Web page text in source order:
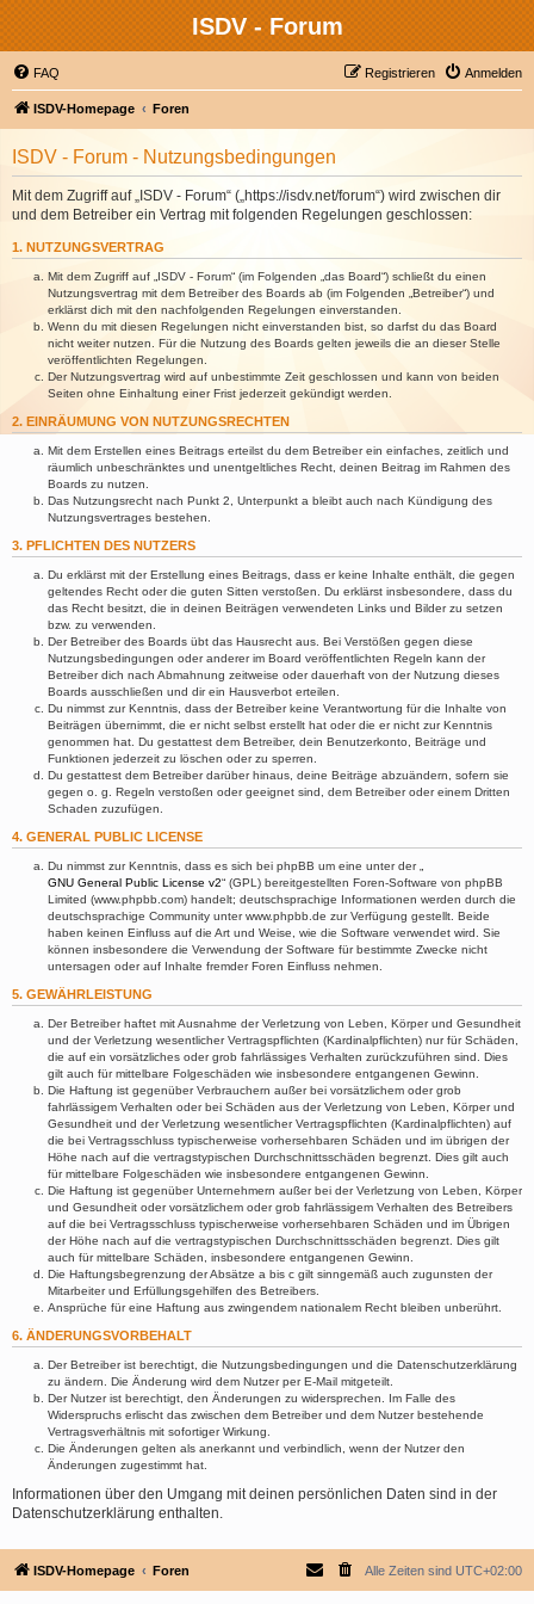
ISDV - Forum
FAQ Anmelden
Registrieren
ISDV-Homepage Foren
ISDV - Forum - Nutzungsbedingungen
Mit dem Zugriff auf „ISDV - Forum“ („https://isdv.net/forum“) wird zwischen dir
und dem Betreiber ein Vertrag mit folgenden Regelungen geschlossen:
1. NUTZUNGSVERTRAG
Mit dem Zugriff auf „ISDV - Forum“ (im Folgenden „das Board“) schließt du einen
Nutzungsvertrag mit dem Betreiber des Boards ab (im Folgenden „Betreiber“) und
erklärst dich mit den nachfolgenden Regelungen einverstanden.
Wenn du mit diesen Regelungen nicht einverstanden bist, so darfst du das Board
nicht weiter nutzen. Für die Nutzung des Boards gelten jeweils die an dieser Stelle
veröffentlichten Regelungen.
Der Nutzungsvertrag wird auf unbestimmte Zeit geschlossen und kann von beiden
Seiten ohne Einhaltung einer Frist jederzeit gekündigt werden.
2. EINRÄUMUNG VON NUTZUNGSRECHTEN
Mit dem Erstellen eines Beitrags erteilst du dem Betreiber ein einfaches, zeitlich und
räumlich unbeschränktes und unentgeltliches Recht, deinen Beitrag im Rahmen des
Boards zu nutzen.
Das Nutzungsrecht nach Punkt 2, Unterpunkt a bleibt auch nach Kündigung des
Nutzungsvertrages bestehen.
3. PFLICHTEN DES NUTZERS
Du erklärst mit der Erstellung eines Beitrags, dass er keine Inhalte enthält, die gegen
geltendes Recht oder die guten Sitten verstoßen. Du erklärst insbesondere, dass du
das Recht besitzt, die in deinen Beiträgen verwendeten Links und Bilder zu setzen
bzw. zu verwenden.
Der Betreiber des Boards übt das Hausrecht aus. Bei Verstößen gegen diese
Nutzungsbedingungen oder anderer im Board veröffentlichten Regeln kann der
Betreiber dich nach Abmahnung zeitweise oder dauerhaft von der Nutzung dieses
Boards ausschließen und dir ein Hausverbot erteilen.
Du nimmst zur Kenntnis, dass der Betreiber keine Verantwortung für die Inhalte von
Beiträgen übernimmt, die er nicht selbst erstellt hat oder die er nicht zur Kenntnis
genommen hat. Du gestattest dem Betreiber, dein Benutzerkonto, Beiträge und
Funktionen jederzeit zu löschen oder zu sperren.
Du gestattest dem Betreiber darüber hinaus, deine Beiträge abzuändern, sofern sie
gegen o. g. Regeln verstoßen oder geeignet sind, dem Betreiber oder einem Dritten
Schaden zuzufügen.
4. GENERAL PUBLIC LICENSE
Du nimmst zur Kenntnis, dass es sich bei phpBB um eine unter der „
GNU General Public License v2“ (GPL) bereitgestellten Foren-Software von phpBB
Limited (www.phpbb.com) handelt; deutschsprachige Informationen werden durch die
deutschsprachige Community unter www.phpbb.de zur Verfügung gestellt. Beide
haben keinen Einfluss auf die Art und Weise, wie die Software verwendet wird. Sie
können insbesondere die Verwendung der Software für bestimmte Zwecke nicht
untersagen oder auf Inhalte fremder Foren Einfluss nehmen.
5. GEWÄHRLEISTUNG
Der Betreiber haftet mit Ausnahme der Verletzung von Leben, Körper und Gesundheit
und der Verletzung wesentlicher Vertragspflichten (Kardinalpflichten) nur für Schäden,
die auf ein vorsätzliches oder grob fahrlässiges Verhalten zurückzuführen sind. Dies
gilt auch für mittelbare Folgeschäden wie insbesondere entgangenen Gewinn.
Die Haftung ist gegenüber Verbrauchern außer bei vorsätzlichem oder grob
fahrlässigem Verhalten oder bei Schäden aus der Verletzung von Leben, Körper und
Gesundheit und der Verletzung wesentlicher Vertragspflichten (Kardinalpflichten) auf
die bei Vertragsschluss typischerweise vorhersehbaren Schäden und im übrigen der
Höhe nach auf die vertragstypischen Durchschnittsschäden begrenzt. Dies gilt auch
für mittelbare Folgeschäden wie insbesondere entgangenen Gewinn.
Die Haftung ist gegenüber Unternehmern außer bei der Verletzung von Leben, Körper
und Gesundheit oder vorsätzlichem oder grob fahrlässigem Verhalten des Betreibers
auf die bei Vertragsschluss typischerweise vorhersehbaren Schäden und im Übrigen
der Höhe nach auf die vertragstypischen Durchschnittsschäden begrenzt. Dies gilt
auch für mittelbare Schäden, insbesondere entgangenen Gewinn.
Die Haftungsbegrenzung der Absätze a bis c gilt sinngemäß auch zugunsten der
Mitarbeiter und Erfüllungsgehilfen des Betreibers.
Ansprüche für eine Haftung aus zwingendem nationalem Recht bleiben unberührt.
6. ÄNDERUNGSVORBEHALT
Der Betreiber ist berechtigt, die Nutzungsbedingungen und die Datenschutzerklärung
zu ändern. Die Änderung wird dem Nutzer per E-Mail mitgeteilt.
Der Nutzer ist berechtigt, den Änderungen zu widersprechen. Im Falle des
Widerspruchs erlischt das zwischen dem Betreiber und dem Nutzer bestehende
Vertragsverhältnis mit sofortiger Wirkung.
Die Änderungen gelten als anerkannt und verbindlich, wenn der Nutzer den
Änderungen zugestimmt hat.
Informationen über den Umgang mit deinen persönlichen Daten sind in der
Datenschutzerklärung enthalten.
ISDV-Homepage Foren Alle Zeiten sind UTC+02:00